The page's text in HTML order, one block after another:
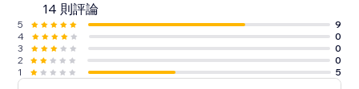
14 則評論
5
9
4
0
3
0
2
0
1
5